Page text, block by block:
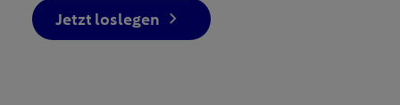
Jetzt loslegen